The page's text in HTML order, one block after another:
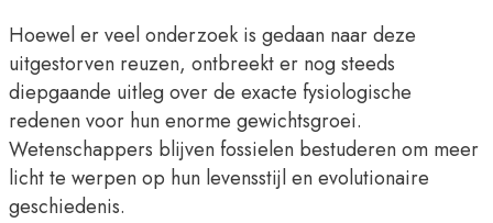
Hoewel er veel onderzoek is gedaan naar deze
uitgestorven reuzen, ontbreekt er nog steeds
diepgaande uitleg over de exacte fysiologische
redenen voor hun enorme gewichtsgroei.
Wetenschappers blijven fossielen bestuderen om meer
licht te werpen op hun levensstijl en evolutionaire
geschiedenis.